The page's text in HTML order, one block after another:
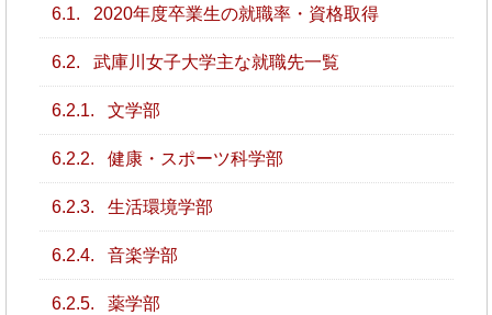
6.1. 2020年度卒業生の就職率・資格取得
6.2. 武庫川女子大学主な就職先一覧
6.2.1. 文学部
6.2.2. 健康・スポーツ科学部
6.2.3. 生活環境学部
6.2.4. 音楽学部
6.2.5. 薬学部